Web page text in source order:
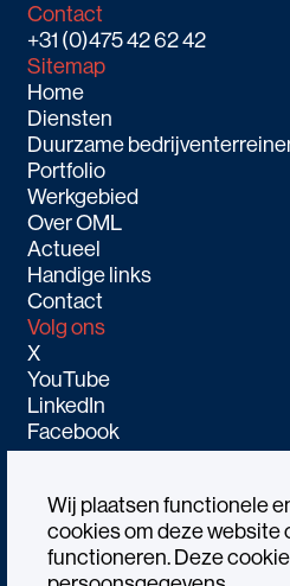
Wij plaatsen functionele
cookies om deze website
functioneren. Deze
Contact
+31 (0)475 42 62 42
Sitemap
Home
Diensten
Duurzame
Portfolio
Werkgebied
Over OML
Actueel
Handige links
Contact
Volg ons
X
YouTube
LinkedIn
Facebook
Alle rechtenvoorbehouden